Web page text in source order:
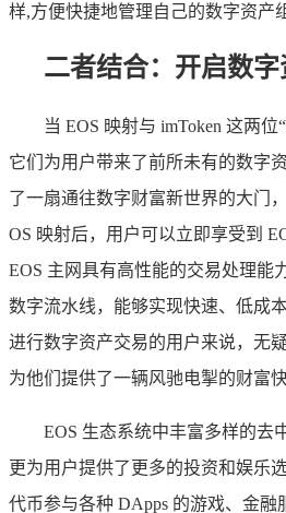
样,方便快捷地管理自己的数字资产
二者结合：开启数
当 EOS 映射与 imToken 这两位
它们为用户带来了前所未有的数字
了一扇通往数字财富新世界的大门
OS 映射后，用户可以立即享受到
EOS 主网具有高性能的交易处理能
数字流水线，能够实现快速、低成
进行数字资产交易的用户来说，无
为他们提供了一辆风驰电掣的财富快
EOS 生态系统中丰富多样的去
更为用户提供了更多的投资和娱乐
代币参与各种 DApps 的游戏、金融